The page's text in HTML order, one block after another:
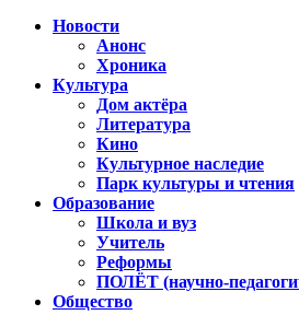
Новости
Анонс
Хроника
Культура
Дом актёра
Литература
Кино
Культурное наследие
Парк культуры и чтения
Образование
Школа и вуз
Учитель
Реформы
ПОЛЁТ (научно-
Общество